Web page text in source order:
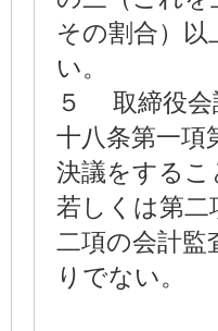
その割合）
い。
５ 取締役会
十八条第一項
決議をするこ
若しくは第二
二項の会計監
りでない。